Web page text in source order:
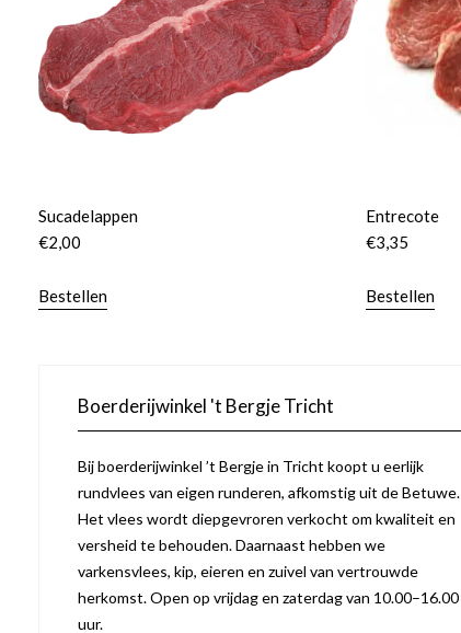
Sucadelappen
€2,00
Bestellen
Entrecote
€3,35
Bestellen
Boerderijwinkel 't Bergje Tricht
Bij boerderijwinkel ’t Bergje in Tricht koopt u eerlijk
rundvlees van eigen runderen, afkomstig uit de Betuwe.
Het vlees wordt diepgevroren verkocht om kwaliteit en
versheid te behouden. Daarnaast hebben we
varkensvlees, kip, eieren en zuivel van vertrouwde
herkomst. Open op vrijdag en zaterdag van 10.00–16.00
uur.